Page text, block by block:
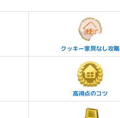
クッキー家具なし攻略
高得点のコツ